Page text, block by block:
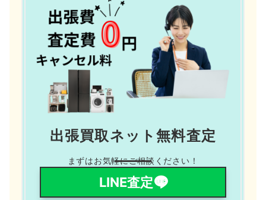
出張買取ネット無料査定
まずはお気軽にご相談ください！
LINE査定